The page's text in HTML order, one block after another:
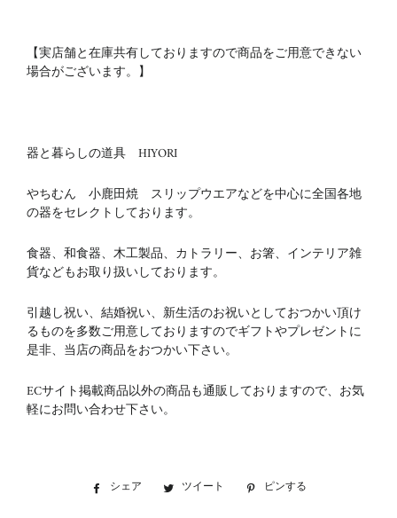
【実店舗と在庫共有しておりますので商品をご用意できない
場合がございます。】
器と暮らしの道具 HIYORI
やちむん 小鹿田焼 スリップウエアなどを中心に全国各地
の器をセレクトしております。
食器、和食器、木工製品、カトラリー、お箸、インテリア雑
貨などもお取り扱いしております。
引越し祝い、結婚祝い、新生活のお祝いとしておつかい頂け
るものを多数ご用意しておりますのでギフトやプレゼントに
是非、当店の商品をおつかい下さい。
ECサイト掲載商品以外の商品も通販しておりますので、お気
軽にお問い合わせ下さい。
シェア
Facebookツイート
Twitter ピンする